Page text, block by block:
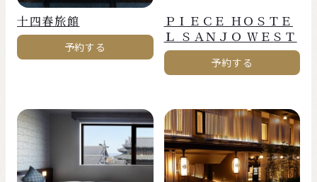
十四春旅館
予約する
ＰＩＥＣＥ ＨＯＳＴＥ
Ｌ ＳＡＮＪＯ ＷＥＳＴ
予約する